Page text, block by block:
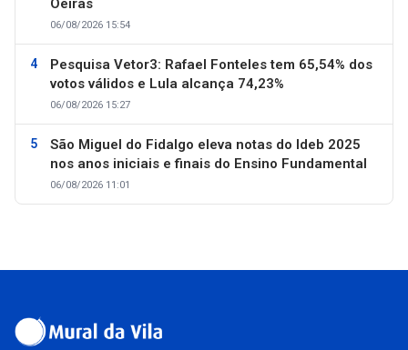
Oeiras
06/08/2026 15:54
Pesquisa Vetor3: Rafael Fonteles tem 65,54% dos
votos válidos e Lula alcança 74,23%
06/08/2026 15:27
São Miguel do Fidalgo eleva notas do Ideb 2025
nos anos iniciais e finais do Ensino Fundamental
06/08/2026 11:01